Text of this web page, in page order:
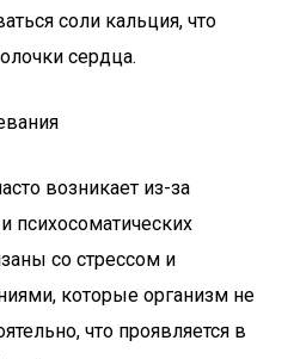
соли кальция, что
сердца.
возникает из-за
психосоматических
со стрессом и
которые организм не
что проявляется в